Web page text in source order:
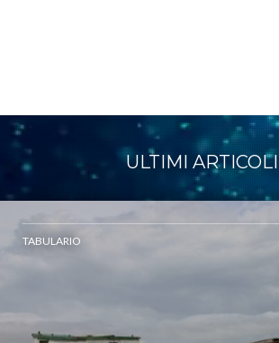
ULTIMI ARTICOLI
TABULARIO